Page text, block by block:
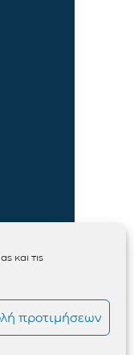
και τις
προτιμήσεων